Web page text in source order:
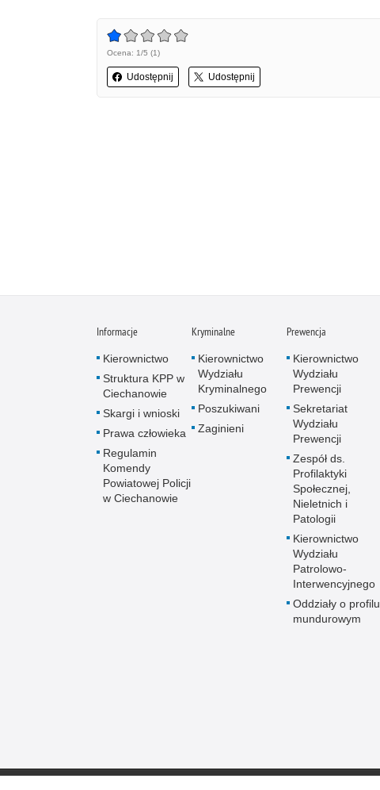
Ocena: 1/5 (1)
Udostępnij Udostępnij
Informacje
Kierownictwo
Struktura KPP w
Ciechanowie
Skargi i wnioski
Prawa człowieka
Regulamin
Komendy
Powiatowej Policji
w Ciechanowie
Kryminalne
Kierownictwo
Wydziału
Kryminalnego
Poszukiwani
Zaginieni
Prewencja
Kierownictwo
Wydziału
Prewencji
Sekretariat
Wydziału
Prewencji
Zespół ds.
Profilaktyki
Społecznej,
Nieletnich i
Patologii
Kierownictwo
Wydziału
Patrolowo-
Interwencyjnego
Oddziały o profilu
mundurowym